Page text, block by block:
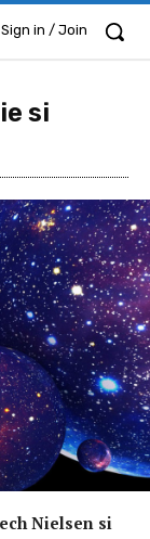
Sign in / Join
si
Nielsen si